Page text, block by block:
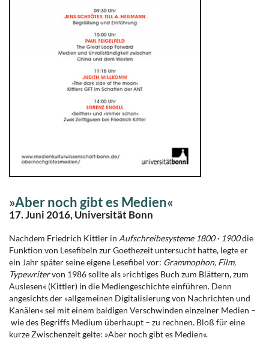
»Aber noch gibt es Medien«
17. Juni 2016, Universität Bonn
Nachdem Friedrich Kittler in Aufschreibesysteme 1800 · 1900die
Funktion von Lesefibeln zur Goethezeit untersucht hatte, legte er
ein Jahr später seine eigene Lesefibel vor: Grammophon, Film,
Typewritervon 1986 sollte als »richtiges Buch zum Blättern, zum
Auslesen« (Kittler) in die Mediengeschichte einführen. Denn
angesichts der »allgemeinen Digitalisierung von Nachrichten und
Kanälen« sei mit einem baldigen Verschwinden einzelner Medien –
wie des Begriffs Medium überhaupt – zu rechnen. Bloß für eine
kurze Zwischenzeit gelte: »Aber noch gibt es Medien«.